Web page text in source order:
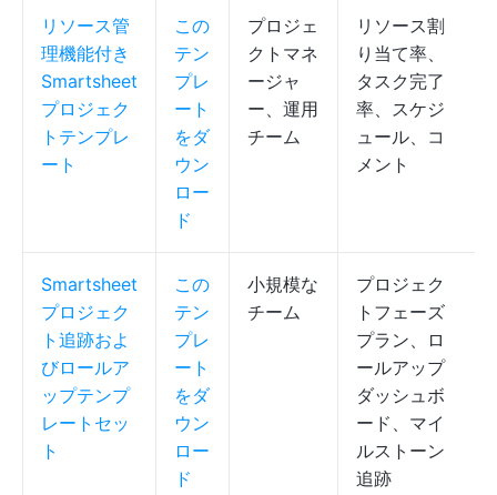
リソース管
理機能付き
Smartsheet
プロジェク
トテンプレ
ート
この
テン
プレ
ート
をダ
ウン
ロー
ド
プロジェ
クトマネ
ージャ
ー、運用
チーム
リソース割
り当て率、
タスク完了
率、スケジ
ュール、コ
メント
Smartsheet
プロジェク
ト追跡およ
びロールア
ップテンプ
レートセッ
ト
この
テン
プレ
ート
をダ
ウン
ロー
ド
小規模な
チーム
プロジェク
トフェーズ
プラン、ロ
ールアップ
ダッシュボ
ード、マイ
ルストーン
追跡